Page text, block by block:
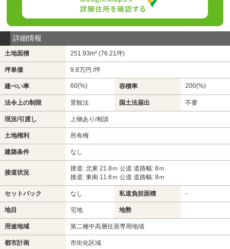
詳細情報
土地面積 251.93m² (76.21坪)
坪単価 9.8万円 /坪
建ぺい率 60(%) 容積率 200(%)
法令上の制限 景観法 国土法届出 不要
現況/引渡し 上物あり/相談
土地権利 所有権
建築条件 なし
接道状況
接道: 北東 21.8ｍ 公道 道路幅: 8ｍ
接道: 東南 11.6ｍ 公道 道路幅: 8ｍ
セットバック なし 私道負担面積 -
地目 宅地 地勢
用途地域 第二種中高層住居専用地域
都市計画 市街化区域